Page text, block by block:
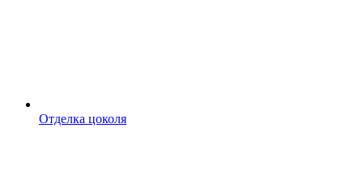
Отделка цоколя